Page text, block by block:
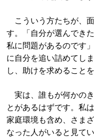
こういう方たちが、
す。「自分が選んでき
私に問題があるのです
に自分を追い詰めてし
し、助けを求めること
実は、誰もが何かの
とがあるはずです。私
家庭環境も含め、さま
なった人がいると見て